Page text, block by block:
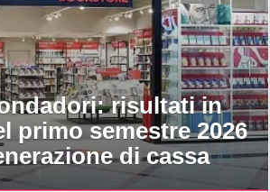
risultati in
primo semestre 2026
di cassa